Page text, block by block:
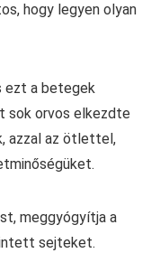
hogy legyen olyan
ezt a betegek
sok orvos elkezdte
azzal az ötlettel,
meggyógyítja a
sejteket.